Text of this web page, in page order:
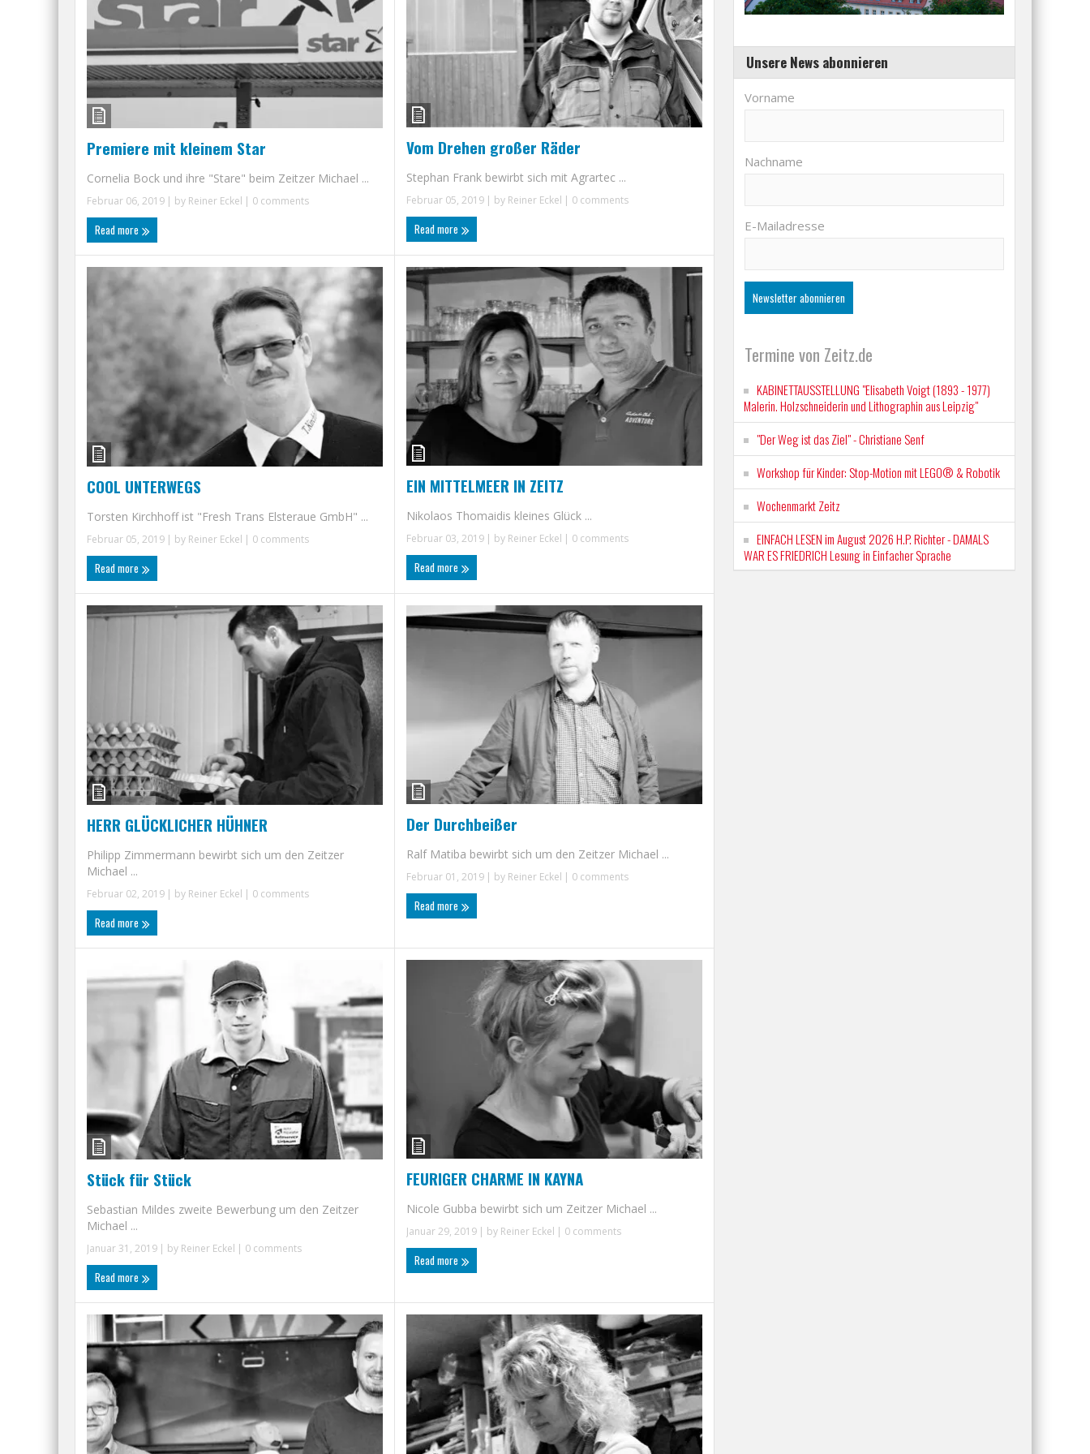
Premiere mit kleinem Star
Cornelia Bock und ihre "Stare" beim Zeitzer Michael ...
Februar 06, 2019 | by Reiner Eckel | 0 comments
Read more
Vom Drehen großer Räder
Stephan Frank bewirbt sich mit Agrartec ...
Februar 05, 2019 | by Reiner Eckel | 0 comments
Read more
COOL UNTERWEGS
Torsten Kirchhoff ist "Fresh Trans Elsteraue GmbH" ...
Februar 05, 2019 | by Reiner Eckel | 0 comments
Read more
EIN MITTELMEER IN ZEITZ
Nikolaos Thomaidis kleines Glück ...
Februar 03, 2019 | by Reiner Eckel | 0 comments
Read more
HERR GLÜCKLICHER HÜHNER
Philipp Zimmermann bewirbt sich um den Zeitzer
Michael ...
Februar 02, 2019 | by Reiner Eckel | 0 comments
Read more
Der Durchbeißer
Ralf Matiba bewirbt sich um den Zeitzer Michael ...
Februar 01, 2019 | by Reiner Eckel | 0 comments
Read more
Stück für Stück
Sebastian Mildes zweite Bewerbung um den Zeitzer
Michael ...
Januar 31, 2019 | by Reiner Eckel | 0 comments
Read more
FEURIGER CHARME IN KAYNA
Nicole Gubba bewirbt sich um Zeitzer Michael ...
Januar 29, 2019 | by Reiner Eckel | 0 comments
Read more
Unsere News abonnieren
Vorname
Nachname
E-Mailadresse
Termine von Zeitz.de
KABINETTAUSSTELLUNG "Elisabeth Voigt (1893 - 1977)
Malerin. Holzschneiderin und Lithographin aus Leipzig"
"Der Weg ist das Ziel" - Christiane Senf
Workshop für Kinder: Stop-Motion mit LEGO® & Robotik
Wochenmarkt Zeitz
EINFACH LESEN im August 2026 H.P. Richter - DAMALS
WAR ES FRIEDRICH Lesung in Einfacher Sprache